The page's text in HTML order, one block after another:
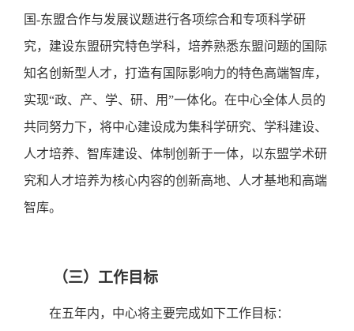
国-东盟合作与发展议题进行各项综合和专项科学研
究，建设东盟研究特色学科，培养熟悉东盟问题的国际
知名创新型人才，打造有国际影响力的特色高端智库，
实现“政、产、学、研、用”一体化。在中心全体人员的
共同努力下，将中心建设成为集科学研究、学科建设、
人才培养、智库建设、体制创新于一体，以东盟学术研
究和人才培养为核心内容的创新高地、人才基地和高端
智库。
（三）工作目标
在五年内，中心将主要完成如下工作目标：